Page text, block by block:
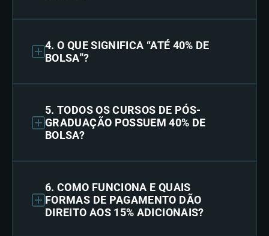
4. O QUE SIGNIFICA “ATÉ 40% DE
BOLSA”?
5. TODOS OS CURSOS DE PÓS-
GRADUAÇÃO POSSUEM 40% DE
BOLSA?
6. COMO FUNCIONA E QUAIS
FORMAS DE PAGAMENTO DÃO
DIREITO AOS 15% ADICIONAIS?